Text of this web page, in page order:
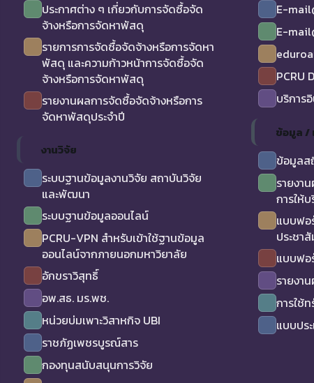
ประกาศต่าง ๆ เกี่ยวกับการจัดซื้อจัด
จ้างหรือการจัดหาพัสดุ
รายการการจัดซื้อจัดจ้างหรือการจัดหา
พัสดุ และความก้าวหน้าการจัดซื้อจัด
จ้างหรือการจัดหาพัสดุ
รายงานผลการจัดซื้อจัดจ้างหรือการ
จัดหาพัสดุประจำปี
งานวิจัย
ระบบฐานข้อมูลงานวิจัย สถาบันวิจัย
และพัฒนา
ระบบฐานข้อมูลออนไลน์
PCRU-VPN สำหรับเข้าใช้ฐานข้อมูล
ออนไลน์จากภายนอกมหาวิยาลัย
อักขราวิสุทธิ์
อพ.สธ. มร.พช.
หน่วยบ่มเพาะวิสาหกิจ UBI
ราชภัฏเพชรบูรณ์สาร
กองทุนสนับสนุนการวิจัย
E-
E-
PCRU
บริการ
ข้อมูล /
ข้อมูลส
รายงา
การให้
แบบฟ
ประชา
แบบฟอ
รายงา
การใช้
แบบปร